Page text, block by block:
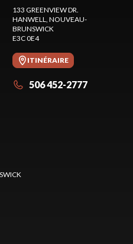
133 GREENVIEW DR.
HANWELL , NOUVEAU-
BRUNSWICK
E3C 0E4
ITINÉRAIRE
506 452-2777